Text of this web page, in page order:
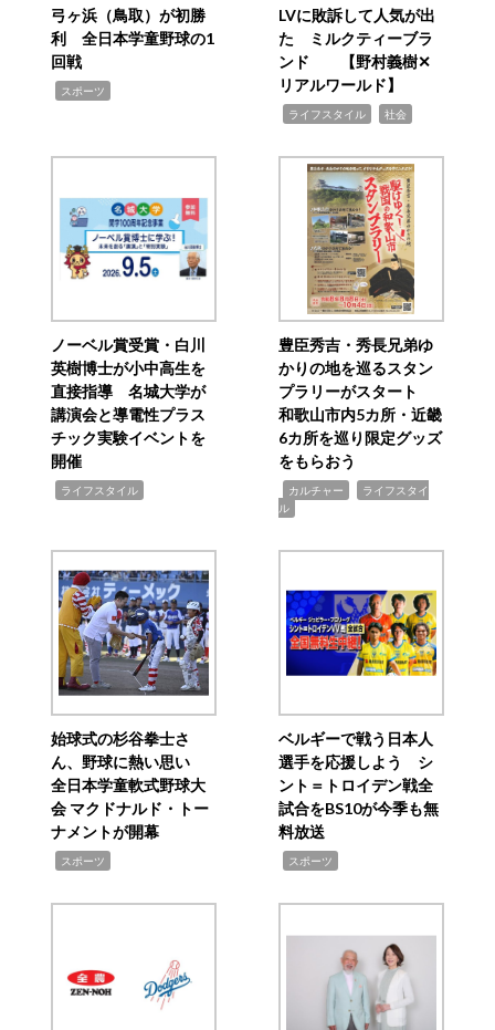
弓ヶ浜（鳥取）が初勝
利 全日本学童野球の1
回戦
スポーツ
LVに敗訴して人気が出
た ミルクティーブラ
ンド 【野村義樹✕
リアルワールド】
ライフスタイル 社会
ノーベル賞受賞・白川
英樹博士が小中高生を
直接指導 名城大学が
講演会と導電性プラス
チック実験イベントを
開催
ライフスタイル
豊臣秀吉・秀長兄弟ゆ
かりの地を巡るスタン
プラリーがスタート
和歌山市内5カ所・近畿
6カ所を巡り限定グッズ
をもらおう
カルチャー
ライフスタイ
ル
始球式の杉谷拳士さ
ん、野球に熱い思い
全日本学童軟式野球大
会 マクドナルド・トー
ナメントが開幕
スポーツ
ベルギーで戦う日本人
選手を応援しよう シ
ント＝トロイデン戦全
試合をBS10が今季も無
料放送
スポーツ